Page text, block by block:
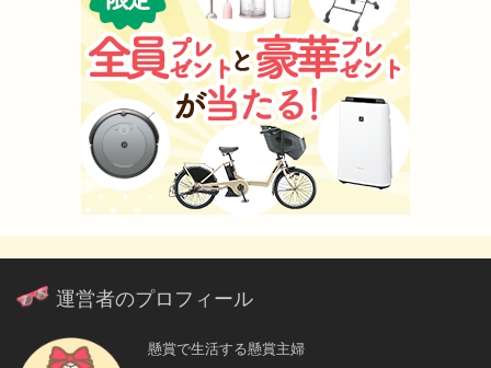
運営者のプロフィール
懸賞で生活する懸賞主婦